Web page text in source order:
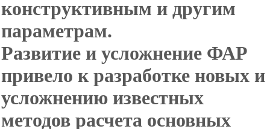
конструктивным и другим
параметрам.
Развитие и усложнение ФАР
привело к разработке новых и
усложнению известных
методов расчета основных